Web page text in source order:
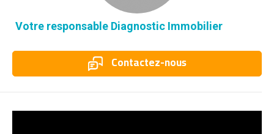
Votre responsable Diagnostic Immobilier
Contactez-nous